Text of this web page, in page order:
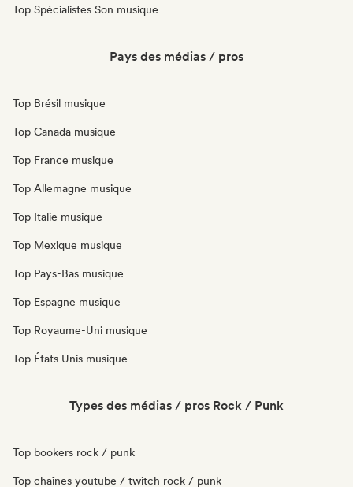
Top Spécialistes Son musique
Pays des médias / pros
Top Brésil musique
Top Canada musique
Top France musique
Top Allemagne musique
Top Italie musique
Top Mexique musique
Top Pays-Bas musique
Top Espagne musique
Top Royaume-Uni musique
Top États Unis musique
Types des médias / pros Rock / Punk
Top bookers rock / punk
Top chaînes youtube / twitch rock / punk